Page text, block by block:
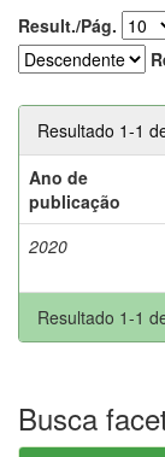
Result./Pág.
Resultado 1-1
Ano de
publicação
2020
Resultado 1-1
Busca